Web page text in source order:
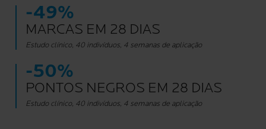
-49%
MARCAS EM 28 DIAS
Estudo clínico, 40 indivíduos, 4 semanas de aplicação
-50%
PONTOS NEGROS EM 28 DIAS
Estudo clínico, 40 indivíduos, 4 semanas de aplicação